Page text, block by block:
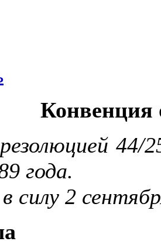
Конвенция
44/
года.
силу 2